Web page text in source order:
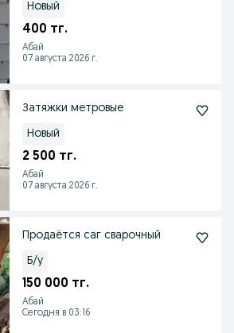
Новый
400 тг.
Абай
07 августа 2026 г.
Затяжки метровые
Новый
2 500 тг.
Абай
07 августа 2026 г.
Продаётся саг сварочный
Б/у
150 000 тг.
Абай
Сегодня в 03:16